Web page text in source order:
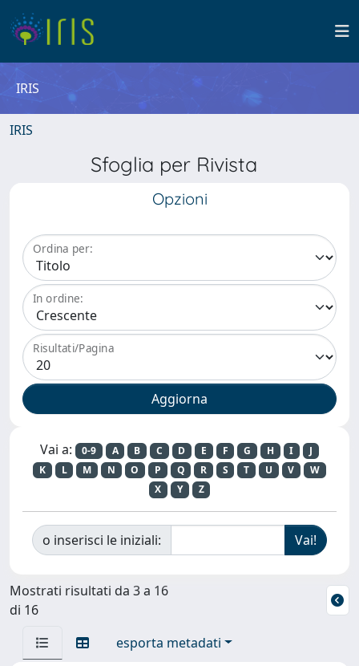
IRIS
IRIS
Sfoglia per Rivista
Opzioni
Ordina per:
In ordine:
Risultati/Pagina
Vai a: 0-9 A B C D E F G H I
J
K
L M N O P Q R S T U V
W
X
Y Z
o inserisci le iniziali:
Mostrati risultati da 3 a 16
di 16
esporta metadati